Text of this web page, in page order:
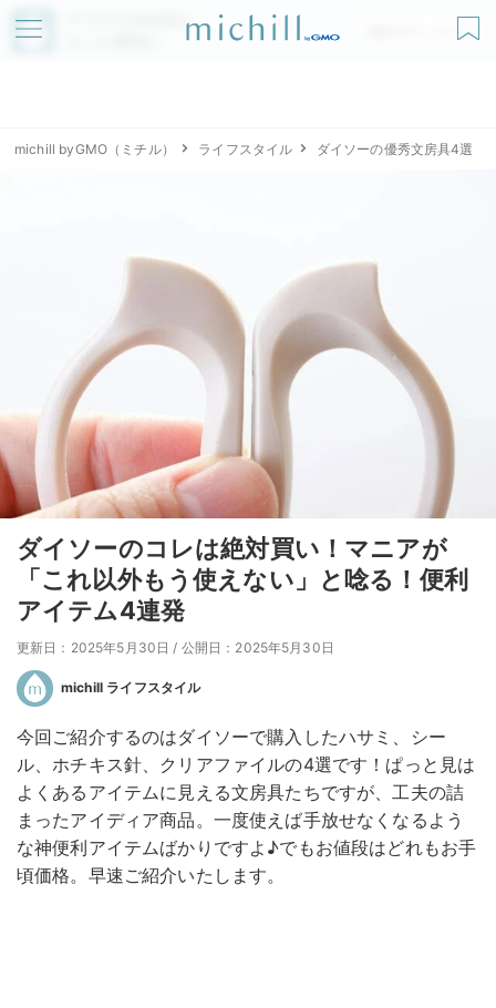
アプリでmichillが
無料ダウンロード
michill byGMO（ミチル） ライフスタイル ダイソーの優秀文房具4選
ダイソーのコレは絶対買い！マニアが
「これ以外もう使えない」と唸る！便利
アイテム4連発
更新日：2025年5月30日 / 公開日：2025年5月30日
michill ライフスタイル
今回ご紹介するのはダイソーで購入したハサミ、シー
ル、ホチキス針、クリアファイルの4選です！ぱっと見は
よくあるアイテムに見える文房具たちですが、工夫の詰
まったアイディア商品。一度使えば手放せなくなるよう
な神便利アイテムばかりですよ♪でもお値段はどれもお手
頃価格。早速ご紹介いたします。